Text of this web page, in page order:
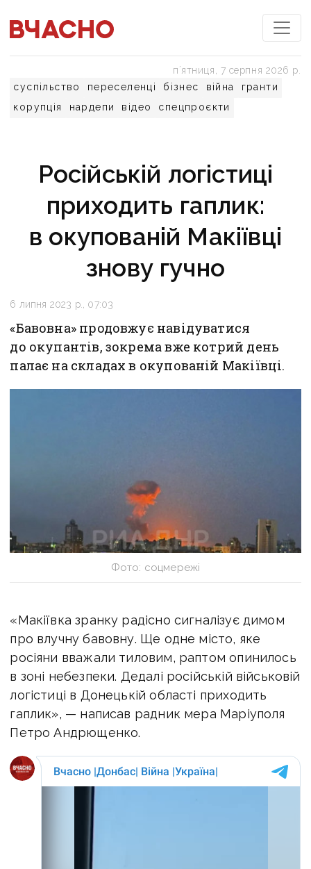
суспільство переселенці бізнес війна
гранти
корупція
нардепи відео спецпроєкти
пʼятниця, 7 серпня 2026 р.
Російській логістиці
приходить гаплик:
в окупованій Макіївці
знову гучно
6 липня 2023 р., 07:03
«Бавовна» продовжує навідуватися
до окупантів, зокрема вже котрий день
палає на складах в окупованій Макіївці.
Фото: соцмережі
«Макіївка зранку радісно сигналізує димом
про влучну бавовну. Ще одне місто, яке
росіяни вважали тиловим, раптом опинилось
в зоні небезпеки. Дедалі російській військовій
логістиці в Донецькій області приходить
гаплик», — написав радник мера Маріуполя
Петро Андрющенко.